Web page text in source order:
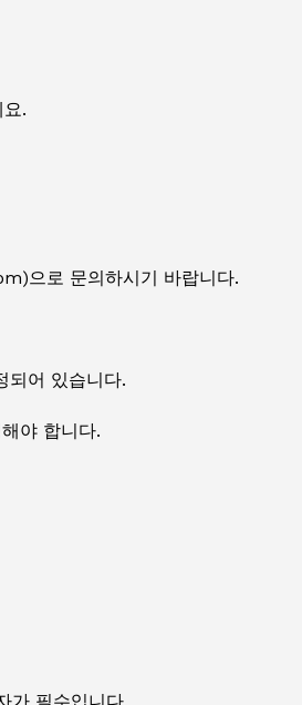
.
으로 문의하시기 바랍니다.
되어 있습니다.
야 합니다.